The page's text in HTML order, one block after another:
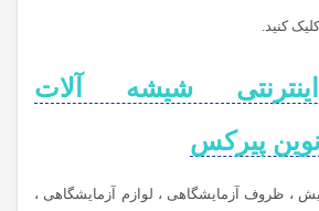
کنید.
شیشه آلات
پیرکس
، ظروف آزمایشگاهی ، لوازم آزمایشگاهی ،